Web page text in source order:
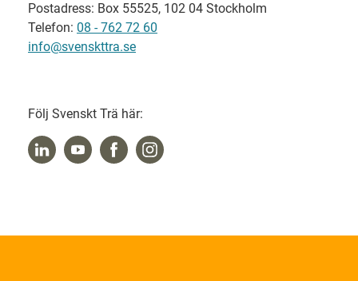
Postadress: Box 55525, 102 04 Stockholm
Telefon: 08 - 762 72 60
info@svenskttra.se
Följ Svenskt Trä här: